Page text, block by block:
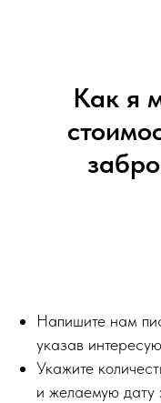
Как я
Напишите нам
указав
Укажите
и желаемую дату